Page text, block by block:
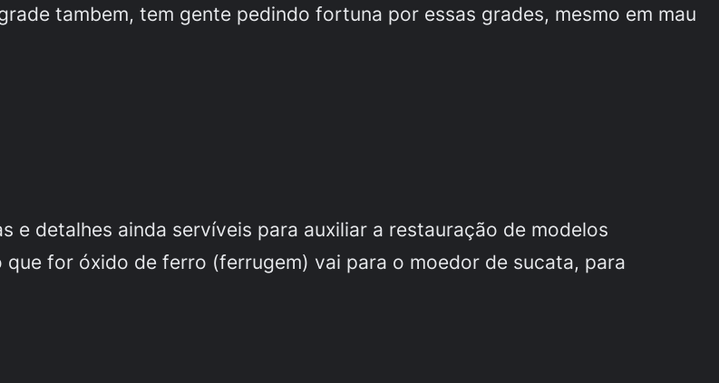
tambem, tem gente pedindo fortuna por essas grades, mesmo em mau
e detalhes ainda servíveis para auxiliar a restauração de modelos
for óxido de ferro (ferrugem) vai para o moedor de sucata, para